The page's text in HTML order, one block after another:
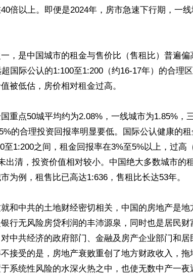
倍以上。即便是2024年，房市急速下行期，一
，是中国城市的租金与售价比（售租比）普遍偏
国际公认的1:100至1:200（约16-17年）的合理
被低估，房价相对租金过高。
重点50城平均约为2.08%，一线城市为1.85%，
的合理投资回报率明显要低。国际公认健康的
至1:200之间，租金回报率在3%至5%以上，过高
出清，投资价值相对较小。中国绝大多数城市的
为例，租售比已高达1:636，售租比长达53年。
和中共的土地财经密切相关，中国的房地产是地
行无风险房贷利润的丰沛源泉，同时也是居民财
中共经济的政府部门、金融及房产企业部门和居
接受的是，房地产衰败重创了地方财政收入，拖
系统性风险的水深火热之中，也使无数中产一夜